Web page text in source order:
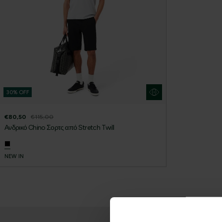
30% OFF
€80,50 €115,00
Ανδρικό Chino Σορτς από Stretch Twill
NEW IN